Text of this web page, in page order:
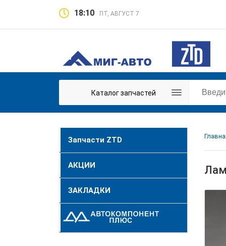
18:10 ПТ, АВГУСТ 7
Каталог запчастей
Запчасти ZTD
АКЦИИ
ЗАКЛАДКИ